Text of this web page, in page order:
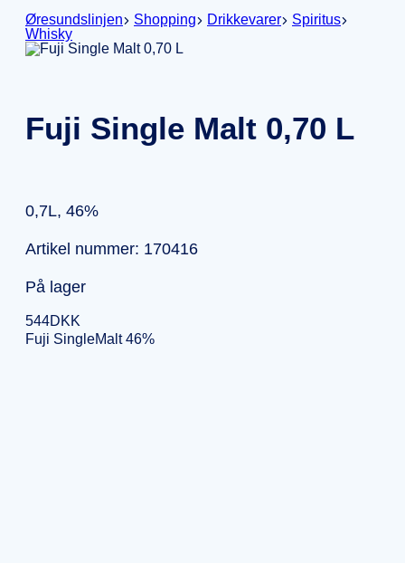
Øresundslinjen
Shopping Drikkevarer
Spiritus
Whisky
Fuji Single Malt 0,70 L
0,7L, 46%
Artikel nummer: 170416
På lager
544DKK
Fuji SingleMalt 46%